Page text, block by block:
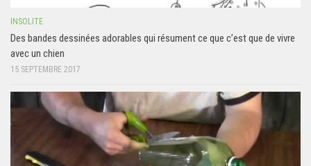
INSOLITE
Des bandes dessinées adorables qui résument ce que c’est que de vivre
avec un chien
15 SEPTEMBRE 2017